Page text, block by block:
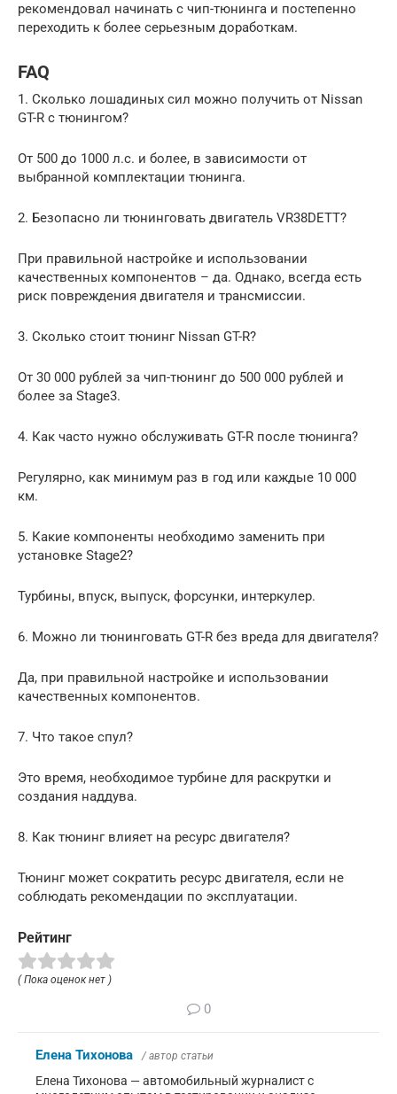
рекомендовал начинать с чип-тюнинга и постепенно
переходить к более серьезным доработкам.
FAQ
1. Сколько лошадиных сил можно получить от Nissan
GT-R с тюнингом?
От 500 до 1000 л.с. и более, в зависимости от
выбранной комплектации тюнинга.
2. Безопасно ли тюнинговать двигатель VR38DETT?
При правильной настройке и использовании
качественных компонентов – да. Однако, всегда есть
риск повреждения двигателя и трансмиссии.
3. Сколько стоит тюнинг Nissan GT-R?
От 30 000 рублей за чип-тюнинг до 500 000 рублей и
более за Stage3.
4. Как часто нужно обслуживать GT-R после тюнинга?
Регулярно, как минимум раз в год или каждые 10 000
км.
5. Какие компоненты необходимо заменить при
установке Stage2?
Турбины, впуск, выпуск, форсунки, интеркулер.
6. Можно ли тюнинговать GT-R без вреда для двигателя?
Да, при правильной настройке и использовании
качественных компонентов.
7. Что такое спул?
Это время, необходимое турбине для раскрутки и
создания наддува.
8. Как тюнинг влияет на ресурс двигателя?
Тюнинг может сократить ресурс двигателя, если не
соблюдать рекомендации по эксплуатации.
Рейтинг
( Пока оценок нет )
0
Елена Тихонова / автор статьи
Елена Тихонова — автомобильный журналист с